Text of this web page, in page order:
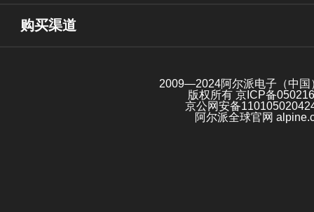
购买渠道
2009—2024阿尔派电子（中国
版权所有 京ICP备
京公网安备
阿尔派全球官网